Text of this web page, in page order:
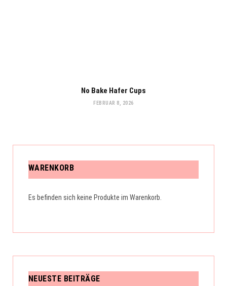
No Bake Hafer Cups
FEBRUAR 8, 2026
WARENKORB
Es befinden sich keine Produkte im Warenkorb.
NEUESTE BEITRÄGE